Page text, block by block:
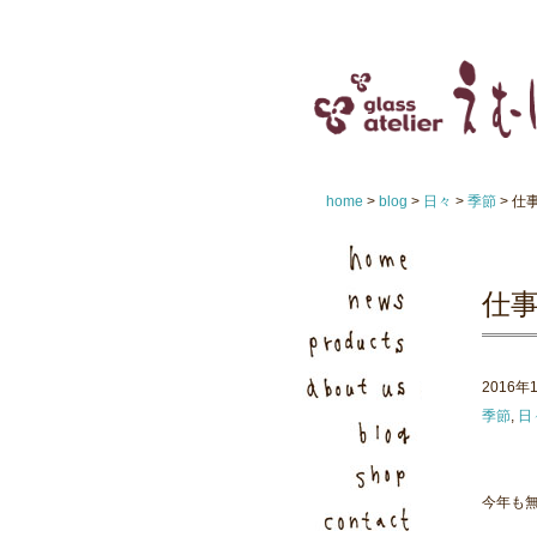
home > blog > 日々 > 季節 > 仕
仕
2016年
季節 日
今年も